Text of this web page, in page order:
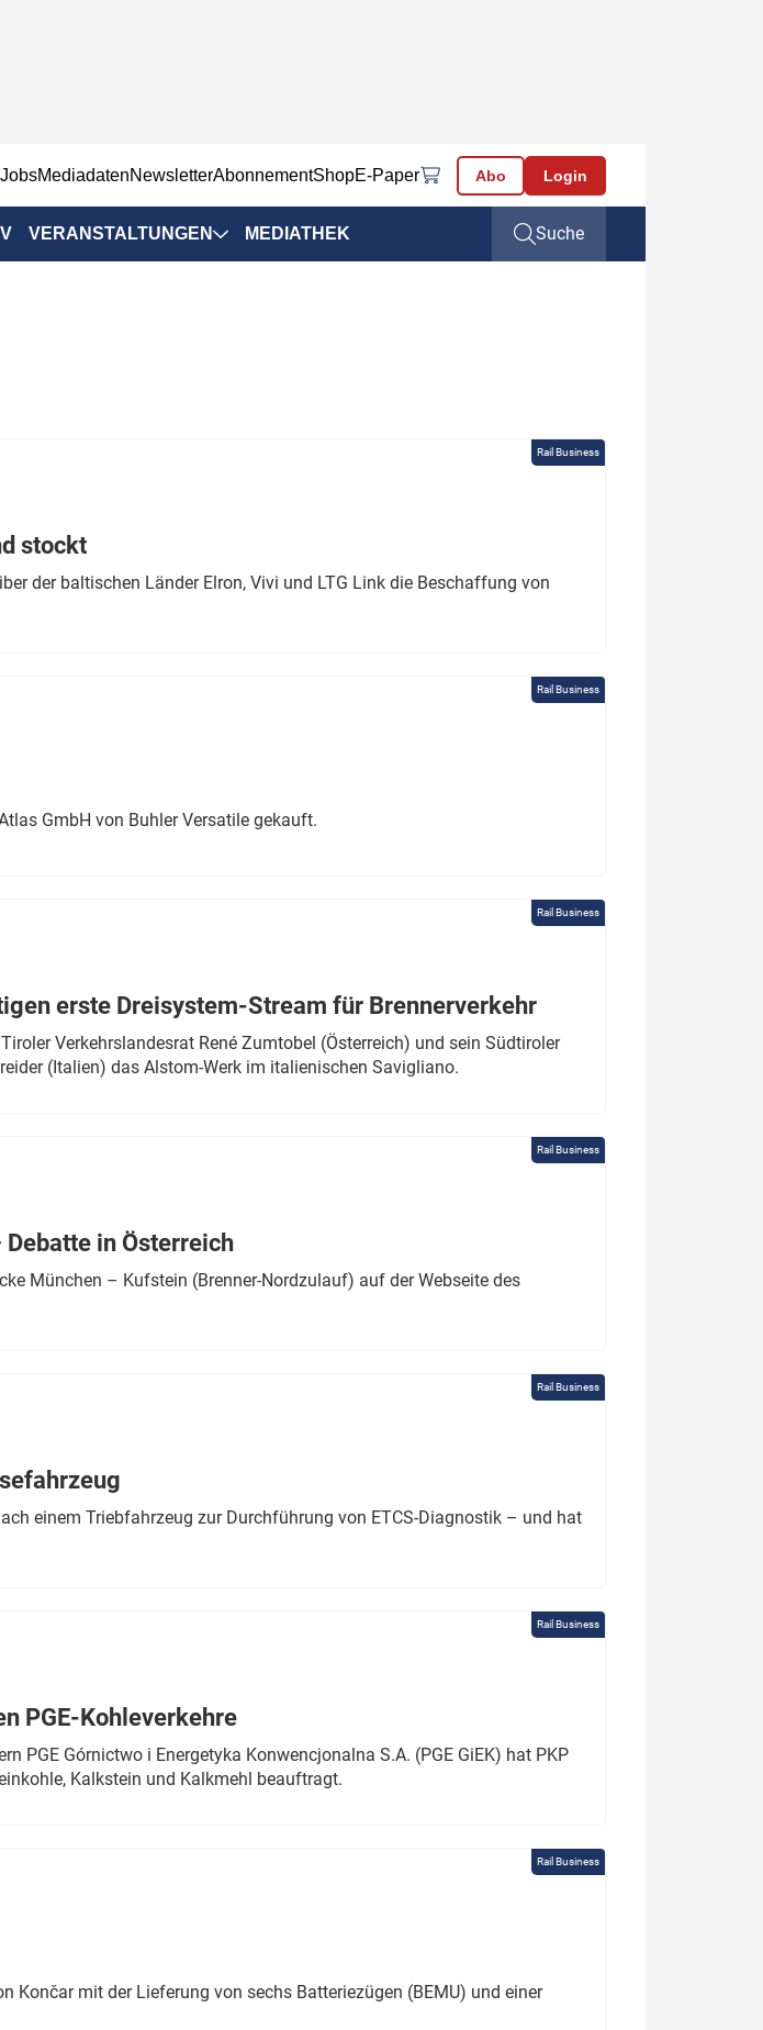
MediadatenNewsletterAbonnementShopE-Paper Abo Login
VERANSTALTUNGEN MEDIATHEK Suche
Rail Business
stockt
der baltischen Länder Elron, Vivi und LTG Link die Beschaffung von
Rail Business
GmbH von Buhler Versatile gekauft.
Rail Business
erste Dreisystem-Stream für Brennerverkehr
Verkehrslandesrat René Zumtobel (Österreich) und sein Südtiroler
(Italien) das Alstom-Werk im italienischen Savigliano.
Rail Business
in Österreich
München – Kufstein (Brenner-Nordzulauf) auf der Webseite des
Rail Business
einem Triebfahrzeug zur Durchführung von ETCS-Diagnostik – und hat
Rail Business
PGE-Kohleverkehre
PGE Górnictwo i Energetyka Konwencjonalna S.A. (PGE GiEK) hat PKP
Kalkstein und Kalkmehl beauftragt.
Rail Business
Končar mit der Lieferung von sechs Batteriezügen (BEMU) und einer